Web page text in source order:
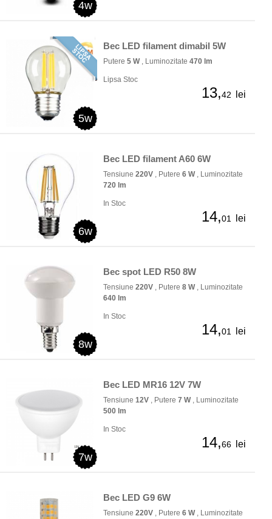
4w
5w
Bec LED filament dimabil 5W
Putere 5 W, Luminozitate 470 lm
Lipsa Stoc
13,42 lei
6w
Bec LED filament A60 6W
Tensiune 220V , Putere 6 W, Luminozitate
720 lm
In Stoc
14,01 lei
8w
Bec spot LED R50 8W
Tensiune 220V , Putere 8 W, Luminozitate
640 lm
In Stoc
14,01 lei
7w
Bec LED MR16 12V 7W
Tensiune 12V , Putere 7 W, Luminozitate
500 lm
In Stoc
14,66 lei
Bec LED G9 6W
Tensiune 220V , Putere 6 W, Luminozitate